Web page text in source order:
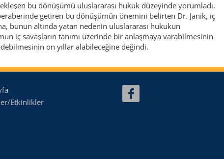
bu dönüşümü uluslararası hukuk düzeyinde yorumladı.
getiren bu dönüşümün önemini belirten Dr. Janik, iç
bunun altında yatan nedenin uluslararası hukukun
iç savaşların tanımı üzerinde bir anlaşmaya varabilmesinin
on yıllar alabileceğine değindi.
Etkinlikler